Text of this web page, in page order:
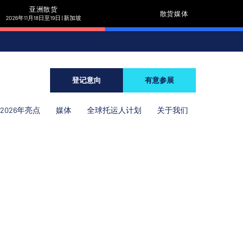
亚洲散货
2026年11月18日至19日 | 新加坡
散货媒体
登记意向 有意参展
2026年亮点 媒体 全球托运人计划 关于我们